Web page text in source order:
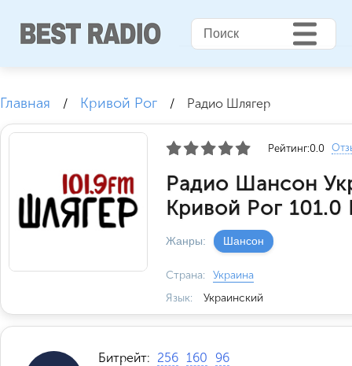
Главная / Кривой Рог / Радио Шлягер
Рейтинг:0.0
Радио Шансон
Кривой Рог 101.0
Жанры: Шансон
Страна:
Украина
Язык:
Украинский
Битрейт: 256 160 96